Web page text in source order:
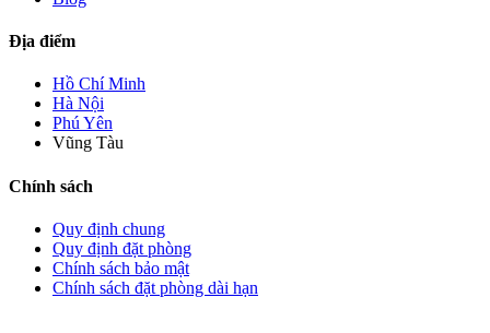
Địa điểm
Hồ Chí Minh
Hà Nội
Phú Yên
Vũng Tàu
Chính sách
Quy định chung
Quy định đặt phòng
Chính sách bảo mật
Chính sách đặt phòng dài hạn